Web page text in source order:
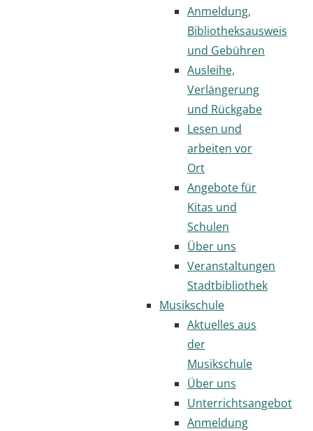
Anmeldung,
Bibliotheksausweis
und Gebühren
Ausleihe,
Verlängerung
und Rückgabe
Lesen und
arbeiten vor
Ort
Angebote für
Kitas und
Schulen
Über uns
Veranstaltungen
Stadtbibliothek
Musikschule
Aktuelles aus
der
Musikschule
Über uns
Unterrichtsangebot
Anmeldung